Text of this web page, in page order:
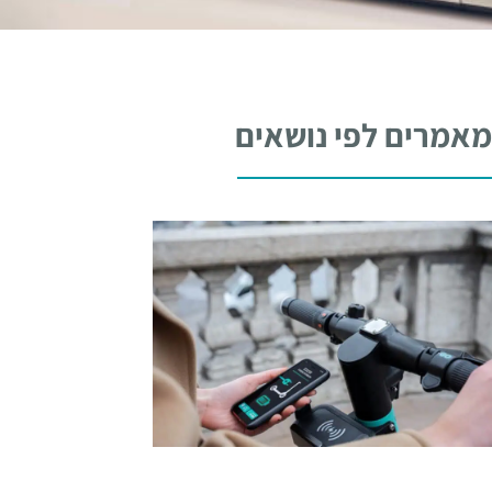
מאמרים לפי נושאים